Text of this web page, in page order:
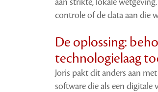
controle of de data aan die
De oplossing:
technologielaag
Joris pakt dit anders aan
software die als een digitale